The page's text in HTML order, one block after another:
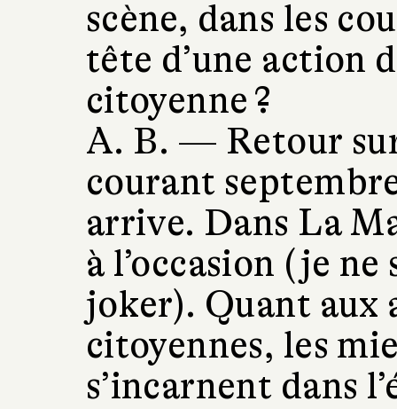
scène, dans les
tête d’une action
citoyenne ?
A. B. — Retour
courant
arrive. Dans La
à l’occasion (je ne
joker). Quant aux
citoyennes, les
s’incarnent dans